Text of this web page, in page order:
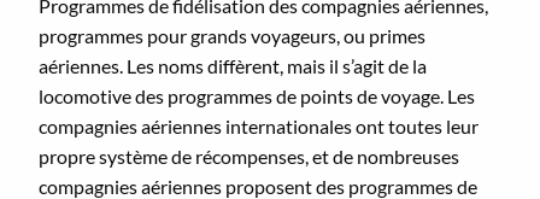
Programmes de fidélisation des compagnies aériennes,
programmes pour grands voyageurs, ou primes
aériennes. Les noms diffèrent, mais il s’agit de la
locomotive des programmes de points de voyage. Les
compagnies aériennes internationales ont toutes leur
propre système de récompenses, et de nombreuses
compagnies aériennes proposent des programmes de